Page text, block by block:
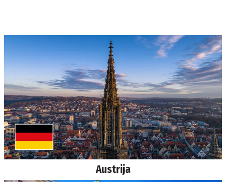
Austrija